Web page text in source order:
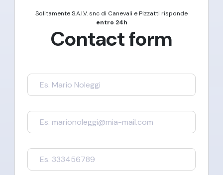
SolitamenteS.A.I.V. snc di Canevali e Pizzatti risponde
entro 24h
Contact form